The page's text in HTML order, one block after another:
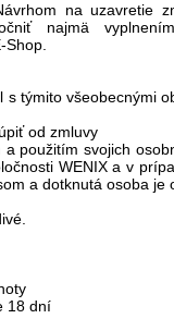
na uzavretie
najmä
týmito všeobecnými
od zmluvy
použitím svojich
WENIX a v
a dotknutá osoba
18 dní